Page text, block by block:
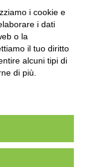
Reggio Emilia n.
i cookie e
i dati
o la
il tuo diritto
alcuni tipi di
di più.